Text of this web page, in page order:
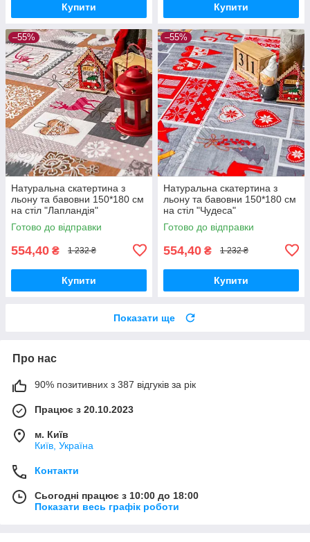
Купити Купити
–55%
Натуральна скатертина з
льону та бавовни 150*180 см
на стіл "Лапландія"
Готово до відправки
554,40 ₴ 1 232 ₴
Купити
–55%
Натуральна скатертина з
льону та бавовни 150*180 см
на стіл "Чудеса"
Готово до відправки
554,40 ₴ 1 232 ₴
Купити
Показати ще
Про нас
90% позитивних з 387 відгуків за рік
Працює з 20.10.2023
м. Київ
Київ, Україна
Контакти
Сьогодні працює з 10:00 до 18:00
Показати весь графік роботи